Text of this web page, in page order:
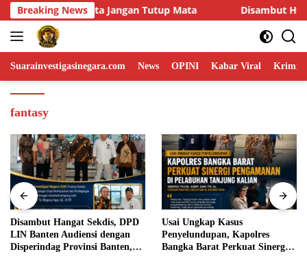
Skip
to
content
Breaking News
Disambut Hangat Sekdis, DPD LIN Banten Audiensi
Suarainvestigasinegara.com News OPINI Kabar Viral
fantasy
Disambut Hangat Sekdis, DPD
LIN Banten Audiensi dengan
Disperindag Provinsi Banten,
Usai Ungkap Kasus
Penyelundupan, Kapolres
Bangka Barat Perkuat Sinergi